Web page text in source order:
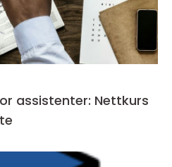
assistenter: Nettkurs